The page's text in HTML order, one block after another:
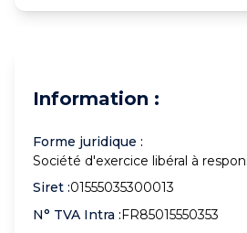
Information :
Forme juridique :
Société d'exercice libéral à
Siret :01555035300013
N° TVA Intra :FR85015550353